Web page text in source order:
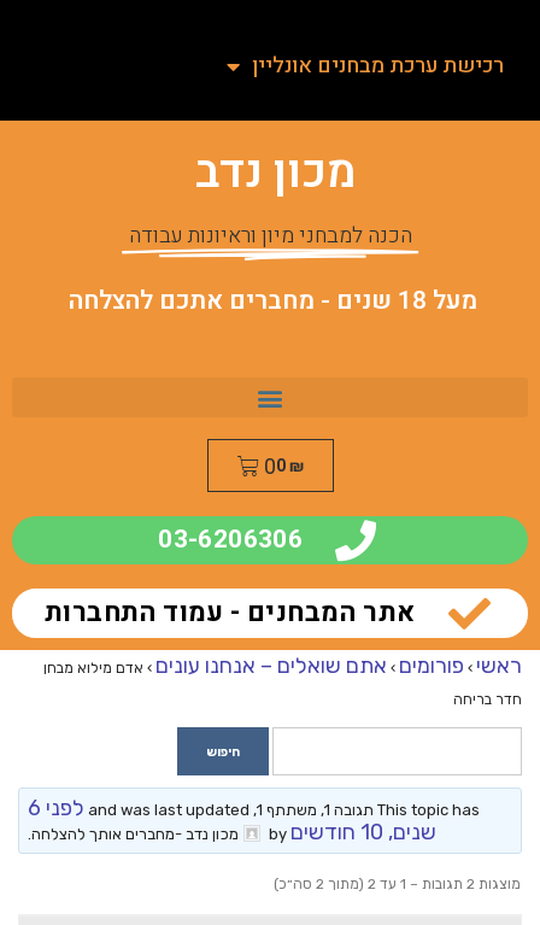
רכישת ערכת מבחנים אונליין
מכון נדב
הכנה למבחני מיון וראיונות עבודה
מעל 18 שנים - מחברים אתכם להצלחה
0₪
0
03-6206306
אתר המבחנים - עמוד התחברות
ראשי › פורומים › אתם שואלים – אנחנו עונים › אדם מילוא מבחן
חדר בריחה
This topic has תגובה 1, משתתף 1, and was last updated
לפני 6
שנים, 10 חודשים
מכון נדב -מחברים אותך להצלחה.
מוצגות 2 תגובות – 1 עד 2 (מתוך 2 סה״כ)